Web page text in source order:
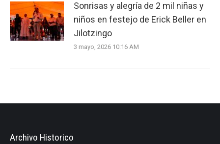
Sonrisas y alegría de 2 mil niñas y
niños en festejo de Erick Beller en
Jilotzingo
3 mayo, 2026 10:16 AM
Archivo Historico